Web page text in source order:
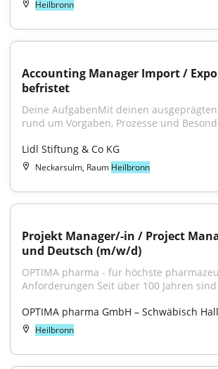
Heilbronn
Accounting Manager Import /
befristet
Deine AufgabenMit deinen
rund um Vorgaben, Prozesse und
Lidl Stiftung & Co KG
Neckarsulm, Raum Heilbronn
Projekt Manager/-in / Project
und Deutsch (m/w/d)
OPTIMA pharma - für höchste
Anforderungen Seit über 100 Jahren
OPTIMA pharma GmbH – Schwäbisch Hall
Heilbronn